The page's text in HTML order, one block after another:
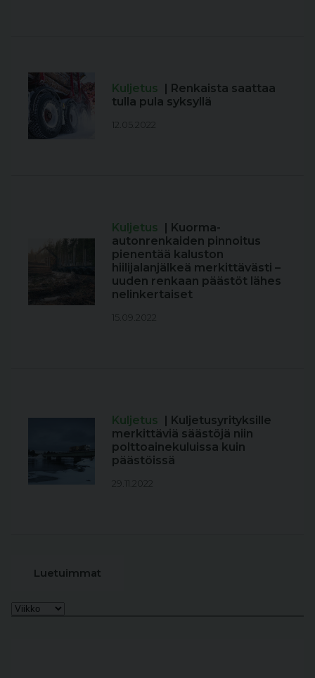
Kuljetus | Renkaista saattaa
tulla pula syksyllä
12.05.2022
Kuljetus | Kuorma-
autonrenkaiden pinnoitus
pienentää kaluston
hiilijalanjälkeä merkittävästi –
uuden renkaan päästöt lähes
nelinkertaiset
15.09.2022
Kuljetus | Kuljetusyrityksille
merkittäviä säästöjä niin
polttoainekuluissa kuin
päästöissä
29.11.2022
Luetuimmat